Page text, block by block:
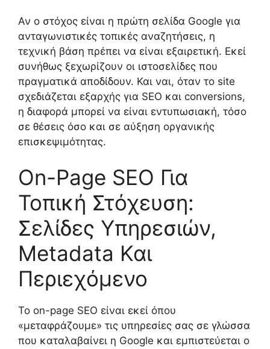
Αν ο στόχος είναι η πρώτη σελίδα Google για
ανταγωνιστικές τοπικές αναζητήσεις, η
τεχνική βάση πρέπει να είναι εξαιρετική. Εκεί
συνήθως ξεχωρίζουν οι ιστοσελίδες που
πραγματικά αποδίδουν. Και ναι, όταν το site
σχεδιάζεται εξαρχής για SEO και conversions,
η διαφορά μπορεί να είναι εντυπωσιακή, τόσο
σε θέσεις όσο και σε αύξηση οργανικής
επισκεψιμότητας.
On-Page SEO Για
Τοπική Στόχευση:
Σελίδες Υπηρεσιών,
Metadata Και
Περιεχόμενο
Το on-page SEO είναι εκεί όπου
«μεταφράζουμε» τις υπηρεσίες σας σε γλώσσα
που καταλαβαίνει η Google και εμπιστεύεται ο